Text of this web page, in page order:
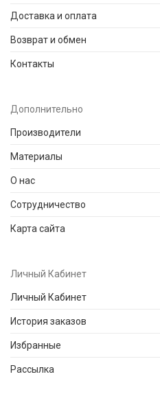
Доставка и оплата
Возврат и обмен
Контакты
Дополнительно
Производители
Материалы
О нас
Сотрудничество
Карта сайта
Личный Кабинет
Личный Кабинет
История заказов
Избранные
Рассылка